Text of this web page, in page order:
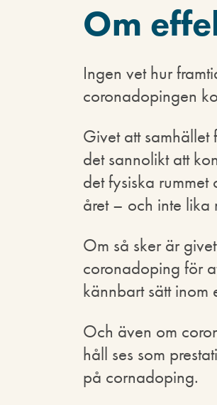
Om
Ingen vet hur
coronadopingen
Givet att
det sannolikt att
det fysiska
året – och inte lika
Om så sker är
coronadoping för
kännbart sätt inom
Och även om
håll ses som
på cornadoping.